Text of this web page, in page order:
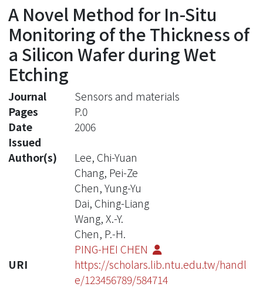
Statistics
A Novel Method for In-Situ
Monitoring of the Thickness of
a Silicon Wafer during Wet
Etching
Journal
Sensors and materials
Pages
P.0
Date
Issued
2006
Author(s)
Lee, Chi-Yuan
Chang, Pei-Ze
Chen, Yung-Yu
Dai, Ching-Liang
Wang, X.-Y.
Chen, P.-H.
PING-HEI CHEN
URI
https://scholars.lib.ntu.edu.tw/handl
e/123456789/584714